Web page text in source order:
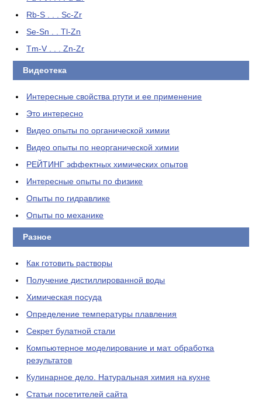
Rb-S . . . Sc-Zr
Se-Sn . . Tl-Zn
Tm-V . . . Zn-Zr
Видеотека
Интересные свойства ртути и ее применение
Это интересно
Видео опыты по органической химии
Видео опыты по неорганической химии
РЕЙТИНГ эффектных химических опытов
Интересные опыты по физике
Опыты по гидравлике
Опыты по механике
Разное
Как готовить растворы
Получение дистиллированной воды
Химическая посуда
Определение температуры плавления
Секрет булатной стали
Компьютерное моделирование и мат. обработка
результатов
Кулинарное дело. Натуральная химия на кухне
Статьи посетителей сайта